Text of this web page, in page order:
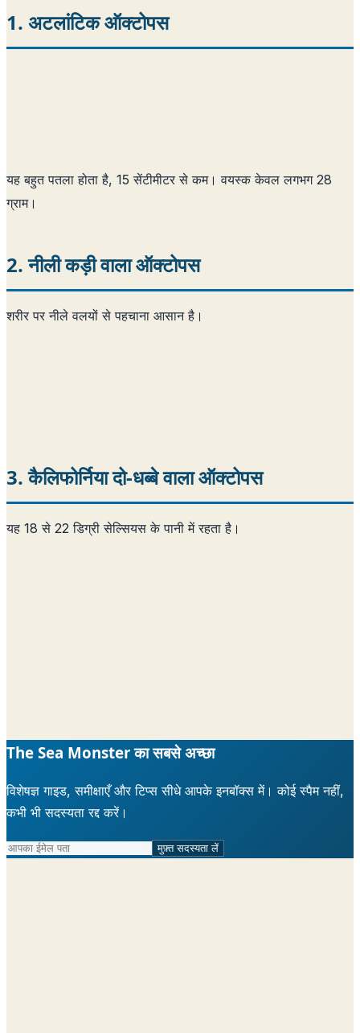
1. अटलांटिक ऑक्टोपस
यह बहुत पतला होता है, 15 सेंटीमीटर से कम। वयस्क केवल लगभग 28
ग्राम।
2. नीली कड़ी वाला ऑक्टोपस
शरीर पर नीले वलयों से पहचाना आसान है।
3. कैलिफोर्निया दो-धब्बे वाला ऑक्टोपस
यह 18 से 22 डिग्री सेल्सियस के पानी में रहता है।
The Sea Monster का सबसे अच्छा
विशेषज्ञ गाइड, समीक्षाएँ और टिप्स सीधे आपके इनबॉक्स में। कोई स्पैम नहीं,
कभी भी सदस्यता रद्द करें।
मुफ़्त सदस्यता लें